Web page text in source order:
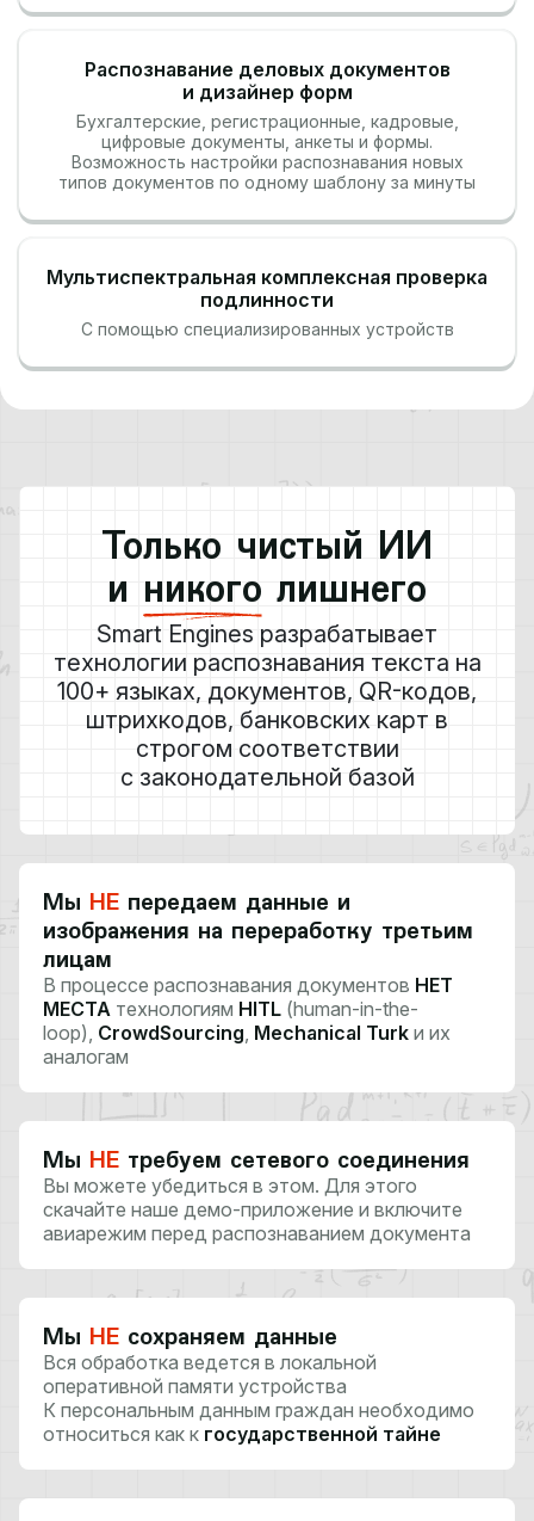
Распознавание деловых документов
и дизайнер форм
Бухгалтерские, регистрационные, кадровые,
цифровые документы, анкеты и формы.
Возможность настройки распознавания новых
типов документов по одному шаблону за минуты
Мультиспектральная комплексная проверка
подлинности
С помощью специализированных устройств
Только чистый ИИ
и никого лишнего
Smart Engines разрабатывает
технологии распознавания текста на
100+ языках, документов, QR-кодов,
штрихкодов, банковских карт в
строгом соответствии
с законодательной базой
Мы НЕ передаем данные и
изображения на переработку третьим
лицам
В процессе распознавания документов НЕТ
МЕСТА технологиям HITL (human-in-the-
loop), CrowdSourcing, Mechanical Turk и их
аналогам
Мы НЕ требуем сетевого соединения
Вы можете убедиться в этом. Для этого
скачайте наше демо-приложение и включите
авиарежим перед распознаванием документа
Мы НЕ сохраняем данные
Вся обработка ведется в локальной
оперативной памяти устройства
К персональным данным граждан необходимо
относиться как к государственной тайне